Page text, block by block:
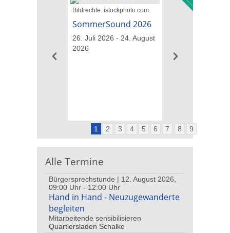
Bildrechte: istockphoto.com
SommerSound 2026
26. Juli 2026 - 24. August
2026
Bildrechte: GM013
09. August 2026
1 2 3 4 5 6 7 8 9
Alle Termine
Bürgersprechstunde | 12. August 2026,
09:00 Uhr - 12:00 Uhr
Hand in Hand - Neuzugewanderte
begleiten
Mitarbeitende sensibilisieren
Quartiersladen Schalke